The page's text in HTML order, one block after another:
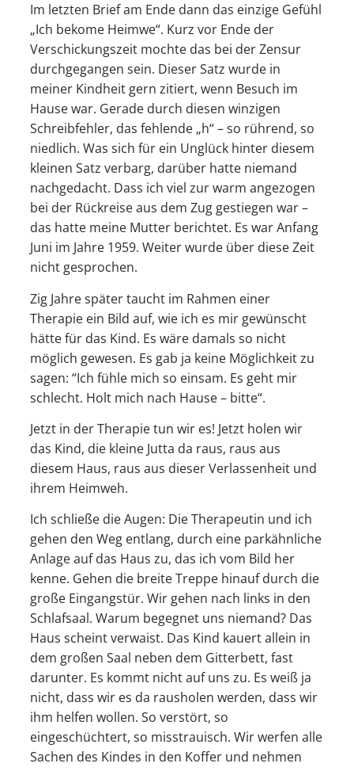
Im letzten Brief am Ende dann das einzige Gefühl
„Ich bekome Heimwe“. Kurz vor Ende der
Verschickungszeit mochte das bei der Zensur
durchgegangen sein. Dieser Satz wurde in
meiner Kindheit gern zitiert, wenn Besuch im
Hause war. Gerade durch diesen winzigen
Schreibfehler, das fehlende „h“ – so rührend, so
niedlich. Was sich für ein Unglück hinter diesem
kleinen Satz verbarg, darüber hatte niemand
nachgedacht. Dass ich viel zur warm angezogen
bei der Rückreise aus dem Zug gestiegen war –
das hatte meine Mutter berichtet. Es war Anfang
Juni im Jahre 1959. Weiter wurde über diese Zeit
nicht gesprochen.
Zig Jahre später taucht im Rahmen einer
Therapie ein Bild auf, wie ich es mir gewünscht
hätte für das Kind. Es wäre damals so nicht
möglich gewesen. Es gab ja keine Möglichkeit zu
sagen: “Ich fühle mich so einsam. Es geht mir
schlecht. Holt mich nach Hause – bitte“.
Jetzt in der Therapie tun wir es! Jetzt holen wir
das Kind, die kleine Jutta da raus, raus aus
diesem Haus, raus aus dieser Verlassenheit und
ihrem Heimweh.
Ich schließe die Augen: Die Therapeutin und ich
gehen den Weg entlang, durch eine parkähnliche
Anlage auf das Haus zu, das ich vom Bild her
kenne. Gehen die breite Treppe hinauf durch die
große Eingangstür. Wir gehen nach links in den
Schlafsaal. Warum begegnet uns niemand? Das
Haus scheint verwaist. Das Kind kauert allein in
dem großen Saal neben dem Gitterbett, fast
darunter. Es kommt nicht auf uns zu. Es weiß ja
nicht, dass wir es da rausholen werden, dass wir
ihm helfen wollen. So verstört, so
eingeschüchtert, so misstrauisch. Wir werfen alle
Sachen des Kindes in den Koffer und nehmen